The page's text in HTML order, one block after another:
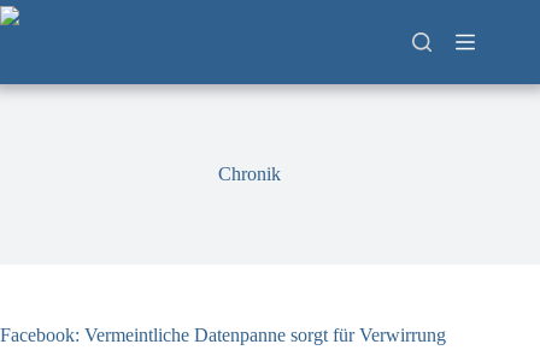
Zum
Inhalt
Chronik
Facebook: Vermeintliche Datenpanne sorgt für Verwirrung